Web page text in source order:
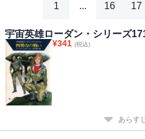
1 ... 16 17
宇宙英雄ローダン・シリーズ
¥341 (税込)
あらす